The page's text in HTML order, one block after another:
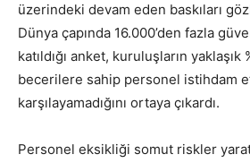
üzerindeki devam eden baskıları
Dünya çapında 16.000’den fazla
katıldığı anket, kuruluşların yaklaşık
becerilere sahip personel istihdam
karşılayamadığını ortaya çıkardı.
Personel eksikliği somut riskler